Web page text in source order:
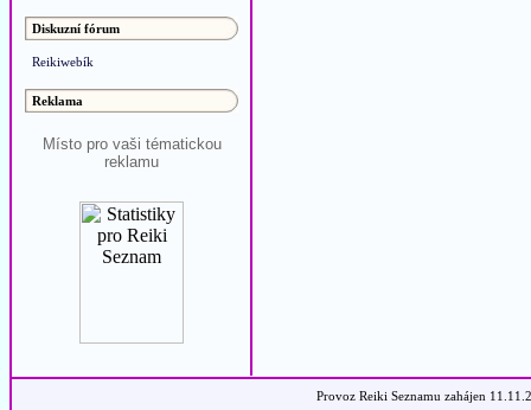
Diskuzní fórum
Reikiwebík
Reklama
Místo pro vaši tématickou
reklamu
Provoz Reiki Seznamu zahájen